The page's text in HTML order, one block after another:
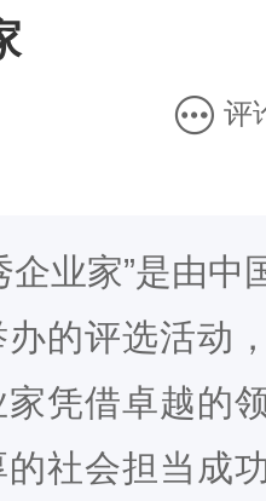
评
企业家”是由
的评选活动
凭借卓越的
社会担当成